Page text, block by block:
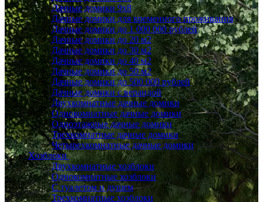
Дачные домики 9x8
Дачные домики для временного проживания
Дачные домики до 1 000 000 рублей
Дачные домики до 20 м2
Дачные домики до 30 м2
Дачные домики до 40 м2
Дачные домики до 50 м2
Дачные домики до 500 000 рублей
Дачные домики с верандой
Двухкомнатные дачные домики
Однокомнатные дачные домики
Одноэтажные дачные домики
Трехкомнатные дачные домики
Четырехкомнатные дачные домики
Хозблоки
Двухкомнатные хозблоки
Однокомнатные хозблоки
С туалетом и душем
Трехкомнатные хозблоки